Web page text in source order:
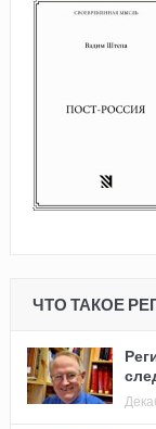
ЧТО ТАКОЕ